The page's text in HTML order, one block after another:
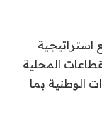
استراتيجية
المحلية
الوطنية بما